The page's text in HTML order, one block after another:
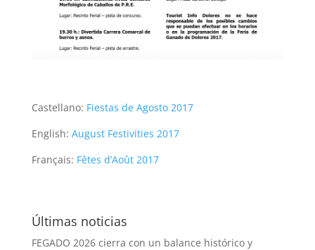
Castellano: Fiestas de Agosto 2017
English: August Festivities 2017
Français: Fêtes d’Août 2017
Últimas noticias
FEGADO 2026 cierra con un balance histórico y